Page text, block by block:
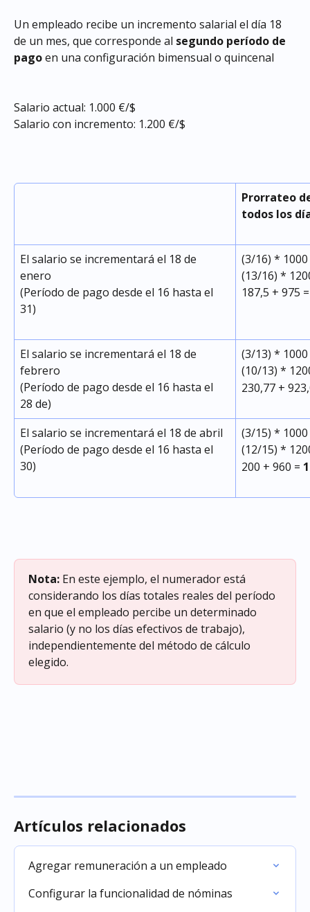
Un empleado recibe un incremento salarial el día 18
de un mes, que corresponde al segundo período de
pago en una configuración bimensual o quincenal
Salario actual: 1.000 €/$
Salario con incremento: 1.200 €/$
Prorrateo
todos los
El salario se incrementará el 18 de
enero
(Período de pago desde el 16 hasta el
31)
(3/16) * 1000
(13/16) *
187,5 + 975
El salario se incrementará el 18 de
febrero
(Período de pago desde el 16 hasta el
28 de)
(3/13) * 1000
(10/13) *
230,77 +
El salario se incrementará el 18 de abril
(Período de pago desde el 16 hasta el
30)
(3/15) * 1000
(12/15) *
200 + 960 =
Nota: En este ejemplo, el numerador está
considerando los días totales reales del período
en que el empleado percibe un determinado
salario (y no los días efectivos de trabajo),
independientemente del método de cálculo
elegido.
Artículos relacionados
Agregar remuneración a un empleado
Configurar la funcionalidad de nóminas